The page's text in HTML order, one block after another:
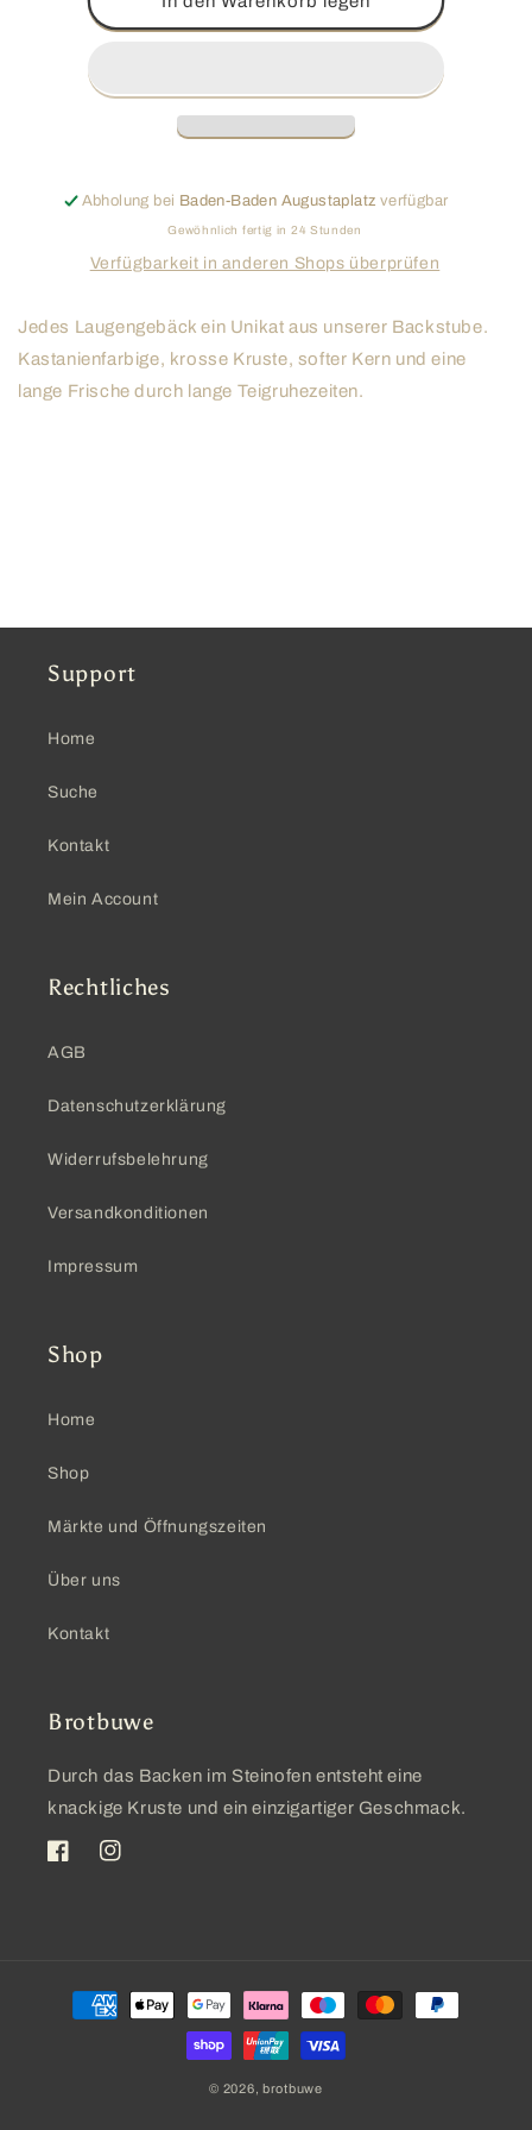
LaugenstangenLaugenstangen
Abholung bei Baden-Baden Augustaplatz verfügbar
Gewöhnlich fertig in 24 Stunden
Verfügbarkeit in anderen Shops überprüfen
Jedes Laugengebäck ein Unikat aus unserer Backstube.
Kastanienfarbige, krosse Kruste, softer Kern und eine
lange Frische durch lange Teigruhezeiten.
Support
Home
Suche
Kontakt
Mein Account
Rechtliches
AGB
Datenschutzerklärung
Widerrufsbelehrung
Versandkonditionen
Impressum
Shop
Home
Shop
Märkte und Öffnungszeiten
Über uns
Kontakt
Brotbuwe
Durch das Backen im Steinofen entsteht eine
knackige Kruste und ein einzigartiger Geschmack.
FacebookInstagram
Zahlungsmethoden
© 2026, brotbuwe